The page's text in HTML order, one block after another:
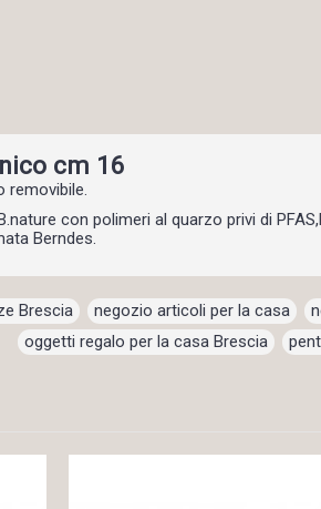
cm 16
removibile.
con polimeri al quarzo privi di
Berndes.
Brescia negozio articoli per la casa
oggetti regalo per la casa Brescia ,